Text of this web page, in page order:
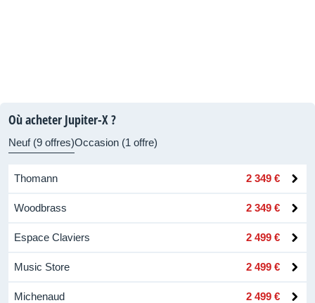
Où acheter Jupiter-X ?
Neuf (9 offres)Occasion (1 offre)
Thomann 2 349 €
Woodbrass 2 349 €
Espace Claviers 2 499 €
Music Store 2 499 €
Michenaud 2 499 €